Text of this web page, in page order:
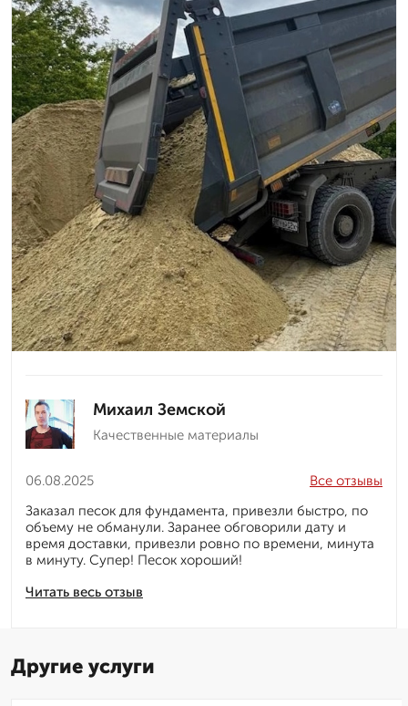
Михаил Земской
Качественные материалы
06.08.2025
Читать весь отзыв
Все отзывы
Заказал песок для фундамента, привезли быстро, по
объему не обманули. Заранее обговорили дату и
время доставки, привезли ровно по времени, минута
в минуту. Супер! Песок хороший!
Другие услуги